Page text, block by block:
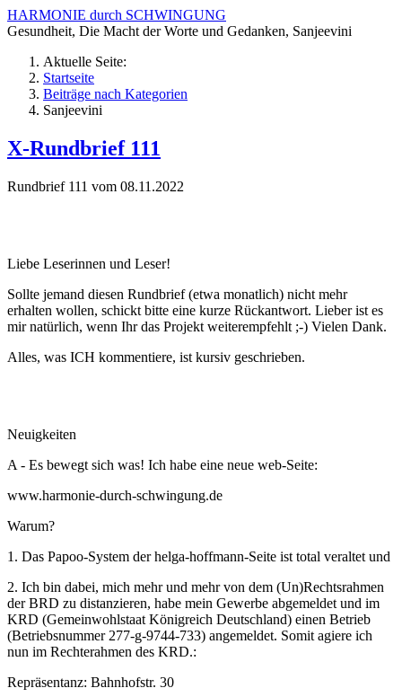
HARMONIE durch SCHWINGUNG
Gesundheit, Die Macht der Worte und Gedanken, Sanjeevini
Aktuelle Seite:
Startseite
Beiträge nach Kategorien
Sanjeevini
X-Rundbrief 111
Rundbrief 111 vom 08.11.2022
Liebe Leserinnen und Leser!
Sollte jemand diesen Rundbrief (etwa monatlich) nicht mehr
erhalten wollen, schickt bitte eine kurze Rückantwort. Lieber ist es
mir natürlich, wenn Ihr das Projekt weiterempfehlt ;-) Vielen Dank.
Alles, was ICH kommentiere, ist kursiv geschrieben.
Neuigkeiten
A - Es bewegt sich was! Ich habe eine neue web-Seite:
www.harmonie-durch-schwingung.de
Warum?
1. Das Papoo-System der helga-hoffmann-Seite ist total veraltet und
2. Ich bin dabei, mich mehr und mehr von dem (Un)Rechtsrahmen
der BRD zu distanzieren, habe mein Gewerbe abgemeldet und im
KRD (Gemeinwohlstaat Königreich Deutschland) einen Betrieb
(Betriebsnummer 277-g-9744-733) angemeldet. Somit agiere ich
nun im Rechterahmen des KRD.:
Repräsentanz: Bahnhofstr. 30